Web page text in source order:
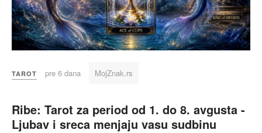
TAROT pre 6 dana MojZnak.rs
Ribe: Tarot za period od 1. do 8. avgusta -
Ljubav i sreca menjaju vasu sudbinu